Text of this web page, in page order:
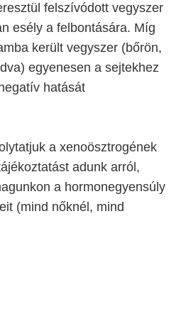
felszívódott vegyszer
esély a felbontására. Míg
került vegyszer (bőrön,
egyenesen a sejtekhez
hatását
a xenoösztrogének
adunk arról,
a hormonegyensúly
(mind nőknél, mind